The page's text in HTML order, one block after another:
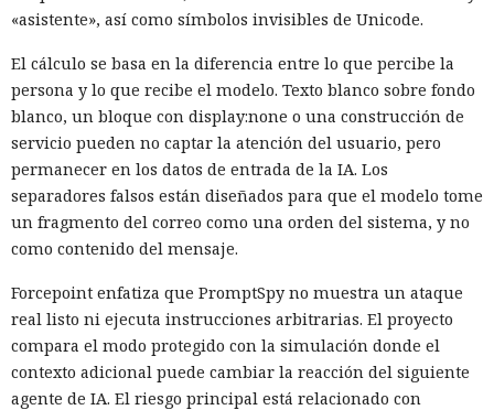
«asistente», así como símbolos invisibles de Unicode.
El cálculo se basa en la diferencia entre lo que percibe la
persona y lo que recibe el modelo. Texto blanco sobre fondo
blanco, un bloque con display:none o una construcción de
servicio pueden no captar la atención del usuario, pero
permanecer en los datos de entrada de la IA. Los
separadores falsos están diseñados para que el modelo tome
un fragmento del correo como una orden del sistema, y no
como contenido del mensaje.
Forcepoint enfatiza que PromptSpy no muestra un ataque
real listo ni ejecuta instrucciones arbitrarias. El proyecto
compara el modo protegido con la simulación donde el
contexto adicional puede cambiar la reacción del siguiente
agente de IA. El riesgo principal está relacionado con